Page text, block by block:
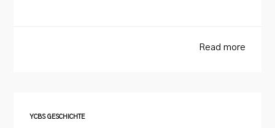
Read more
YCBS GESCHICHTE